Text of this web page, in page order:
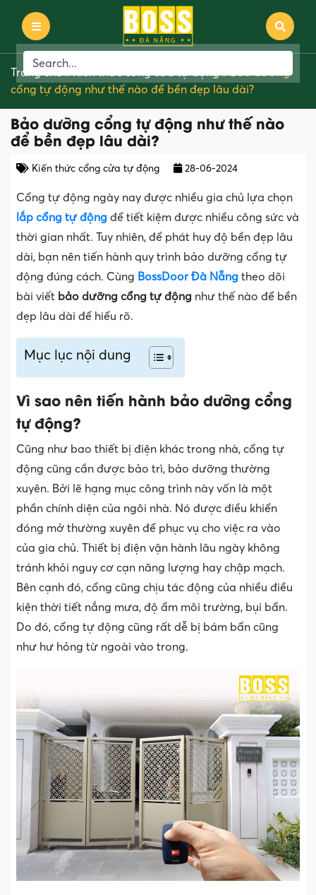
Trang chủ
cổng tự động như thế nào để bền đẹp lâu dài?
Bảo dưỡng cổng tự động như thế nào
để bền đẹp lâu dài?
Kiến thức cổng cửa tự động 28-06-2024
Cổng tự động ngày nay được nhiều gia chủ lựa chọn
lắp cổng tự động để tiết kiệm được nhiều công sức và
thời gian nhất. Tuy nhiên, để phát huy độ bền đẹp lâu
dài, bạn nên tiến hành quy trình bảo dưỡng cổng tự
động đúng cách. Cùng BossDoor Đà Nẵng theo dõi
bài viết bảo dưỡng cổng tự động như thế nào để bền
đẹp lâu dài để hiểu rõ.
Mục lục nội dung
Vì sao nên tiến hành bảo dưỡng cổng
tự động?
Cũng như bao thiết bị điện khác trong nhà, cổng tự
động cũng cần được bảo trì, bảo dưỡng thường
xuyên. Bởi lẽ hạng mục công trình này vốn là một
phần chính diện của ngôi nhà. Nó được điều khiển
đóng mở thường xuyên để phục vụ cho việc ra vào
của gia chủ. Thiết bị điện vận hành lâu ngày không
tránh khỏi nguy cơ cạn năng lượng hay chập mạch.
Bên cạnh đó, cổng cũng chịu tác động của nhiều điều
kiện thời tiết nắng mưa, độ ẩm môi trường, bụi bẩn.
Do đó, cổng tự động cũng rất dễ bị bám bẩn cũng
như hư hỏng từ ngoài vào trong.